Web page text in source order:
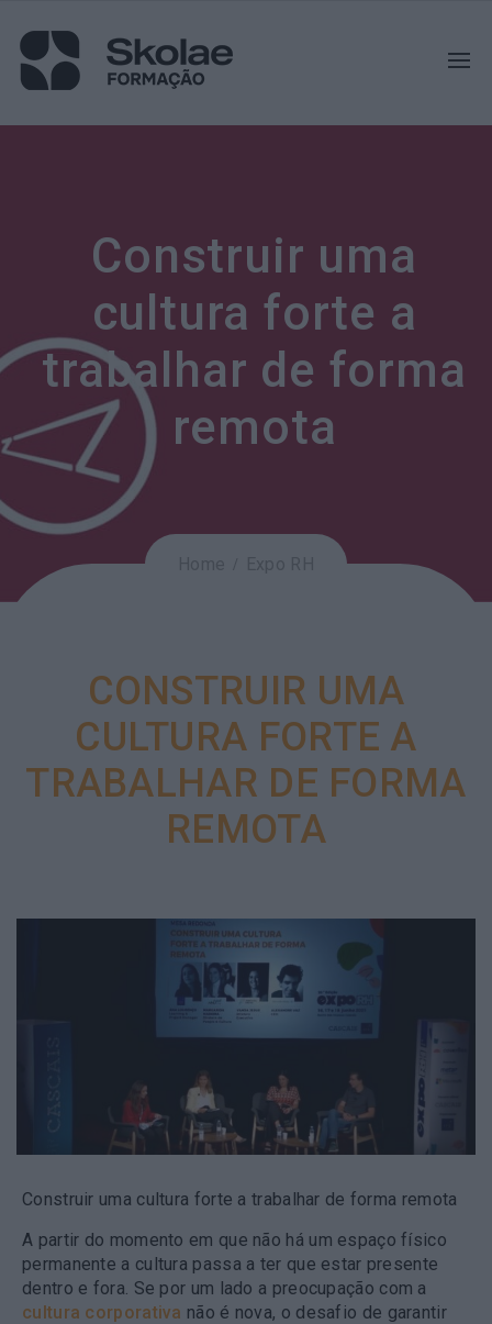
Construir uma
cultura forte a
trabalhar de forma
remota
CONSTRUIR UMA
CULTURA FORTE A
TRABALHAR DE FORMA
REMOTA
Construir uma cultura forte a trabalhar de forma remota
A partir do momento em que não há um espaço físico
permanente a cultura passa a ter que estar presente
dentro e fora. Se por um lado a preocupação com a
cultura corporativa não é nova, o desafio de garantir